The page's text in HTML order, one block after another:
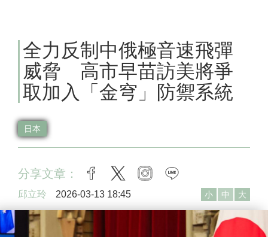
全力反制中俄極音速飛彈
威脅 高市早苗訪美將爭
取加入「金穹」防禦系統
日本
分享文章： facebook
twitter instagram
邱立玲 2026-03-13 18:45 小 中 大